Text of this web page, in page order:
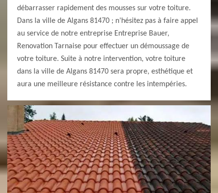
débarrasser rapidement des mousses sur votre toiture.
Dans la ville de Algans 81470 ; n’hésitez pas à faire appel
au service de notre entreprise Entreprise Bauer,
Renovation Tarnaise pour effectuer un démoussage de
votre toiture. Suite à notre intervention, votre toiture
dans la ville de Algans 81470 sera propre, esthétique et
aura une meilleure résistance contre les intempéries.